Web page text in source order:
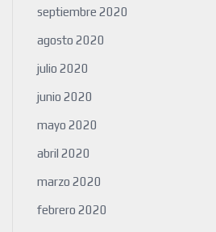
septiembre 2020
agosto 2020
julio 2020
junio 2020
mayo 2020
abril 2020
marzo 2020
febrero 2020